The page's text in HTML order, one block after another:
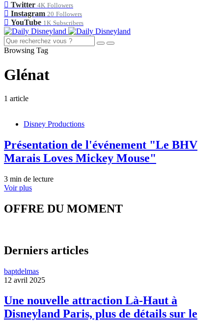
Twitter 4K Followers
Instagram 20 Followers
YouTube 1K Subscribers
Browsing Tag
Glénat
1 article
Disney Productions
Présentation de l'événement "Le BHV
Marais Loves Mickey Mouse"
3 min de lecture
Voir plus
OFFRE DU MOMENT
Derniers articles
baptdelmas
12 avril 2025
Une nouvelle attraction Là-Haut à
Disneyland Paris, plus de détails sur le